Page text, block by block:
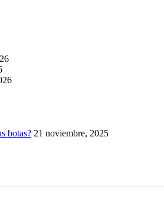
botas? 21 noviembre, 2025